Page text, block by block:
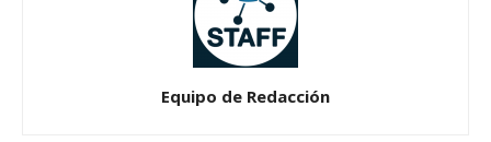
Equipo de Redacción